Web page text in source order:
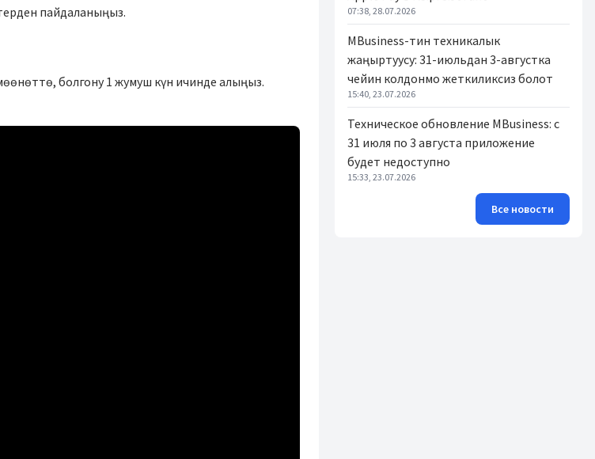
пайдаланыңыз.
болгону 1 жумуш күн ичинде алыңыз.
07:38, 28.07.2026
MBusiness-тин техникалык
жаңыртуусу: 31-июльдан 3-августка
чейин колдонмо жеткиликсиз болот
15:40, 23.07.2026
Техническое обновление MBusiness: с
31 июля по 3 августа приложение
будет недоступно
15:33, 23.07.2026
Все новости